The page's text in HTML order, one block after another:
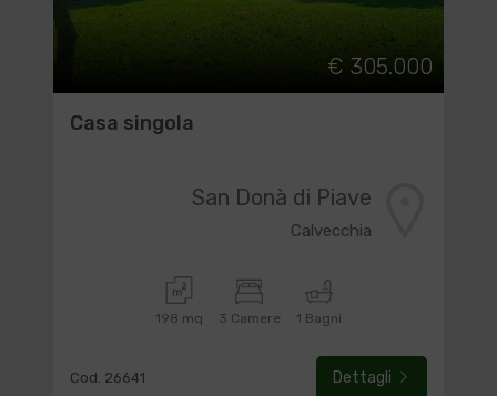
€ 305.000
Casa singola
San Donà di Piave
Calvecchia
198 mq 3 Camere 1 Bagni
Cod. 26641 Dettagli